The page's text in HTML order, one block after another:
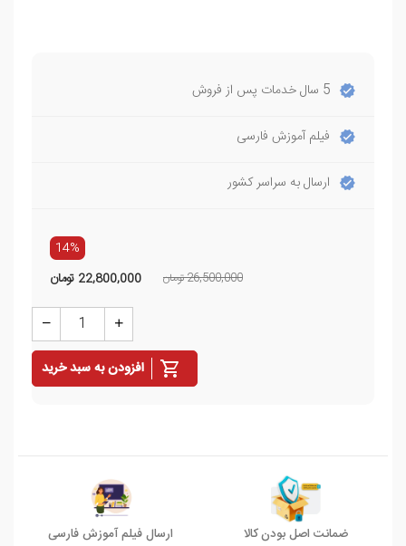
5 سال خدمات پس از فروش
فیلم آموزش فارسی
ارسال به سراسر کشور
14%
26,500,000 تومان 22,800,000 تومان
افزودن به سبد خرید
ضمانت اصل بودن کالا ارسال فیلم آموزش فارسی